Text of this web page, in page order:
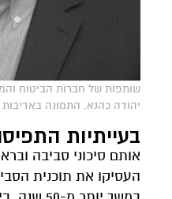
שותפות של חברות הביטוח
יהודה כהנא. התמונה באדיבות SDG israel
בעייתיות
אותם סיכוני סביבה